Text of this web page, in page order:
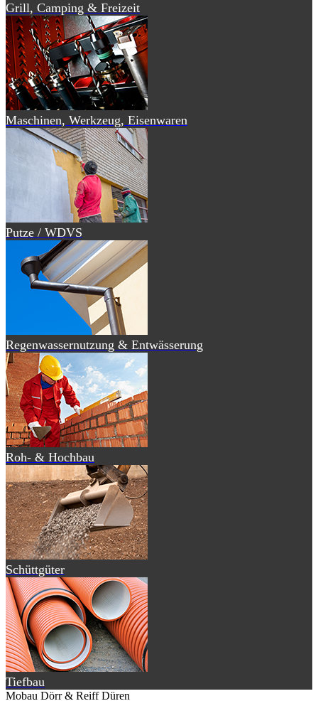
Grill, Camping & Freizeit
Maschinen, Werkzeug, Eisenwaren
Putze / WDVS
Regenwassernutzung & Entwässerung
Roh- & Hochbau
Schüttgüter
Tiefbau
Mobau Dörr & Reiff Düren